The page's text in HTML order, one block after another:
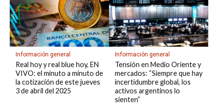
Información general
Real hoy y real blue hoy, EN
VIVO: el minuto a minuto de
la cotización de este jueves
3 de abril del 2025
Información general
Tensión en Medio Oriente y
mercados: “Siempre que hay
incertidumbre global, los
activos argentinos lo
sienten”